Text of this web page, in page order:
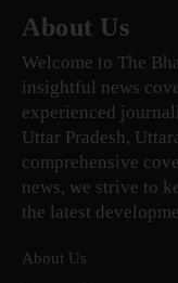
About Us
Welcome to The
insightful news
experienced
Uttar Pradesh,
comprehensive
news, we strive to
the latest
About Us